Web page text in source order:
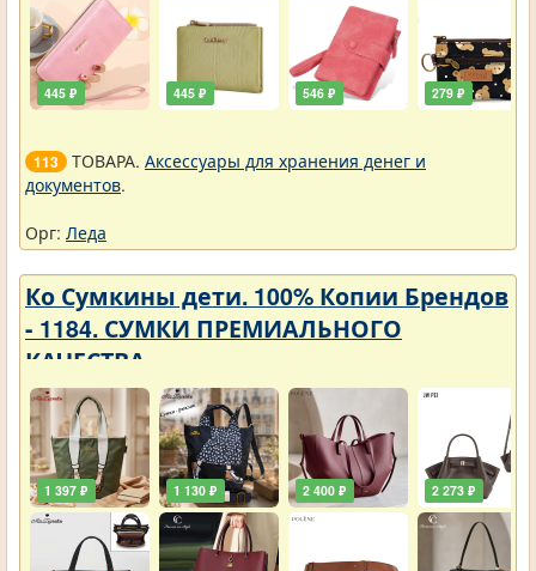
445 ₽ 445 ₽ 546 ₽ 279 ₽
113 ТОВАРА. Аксессуары для хранения денег и
документов.
Орг: Леда
Ко Сумкины дети. 100% Копии Брендов
- 1184. СУМКИ ПРЕМИАЛЬНОГО
КАЧЕСТВА
1 397 ₽ 1 130 ₽ 2 400 ₽ 2 273 ₽